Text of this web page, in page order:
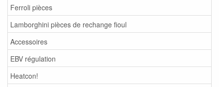
Ferroli pièces
Lamborghini pièces de rechange fioul
Accessoires
EBV régulation
Heatcon!